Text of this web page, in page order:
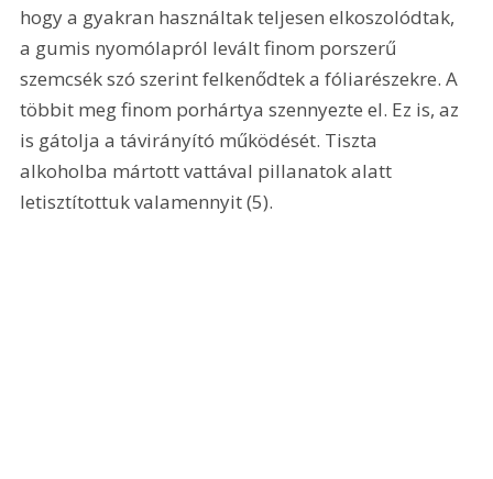
hogy a gyakran használtak teljesen elkoszolódtak,
a gumis nyomólapról levált finom porszerű
szemcsék szó szerint felkenődtek a fóliarészekre. A
többit meg finom porhártya szennyezte el. Ez is, az
is gátolja a távirányító működését. Tiszta
alkoholba mártott vattával pillanatok alatt
letisztítottuk valamennyit (5).